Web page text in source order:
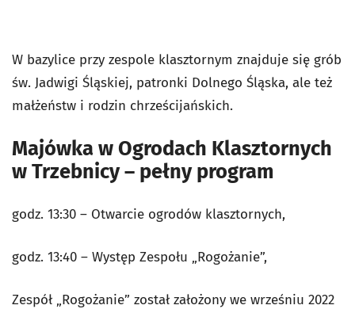
W bazylice przy zespole klasztornym znajduje się grób
św. Jadwigi Śląskiej, patronki Dolnego Śląska, ale też
małżeństw i rodzin chrześcijańskich.
Majówka w Ogrodach Klasztornych
w Trzebnicy – pełny program
godz. 13:30 – Otwarcie ogrodów klasztornych,
godz. 13:40 – Występ Zespołu „Rogożanie”,
Zespół „Rogożanie” został założony we wrześniu 2022